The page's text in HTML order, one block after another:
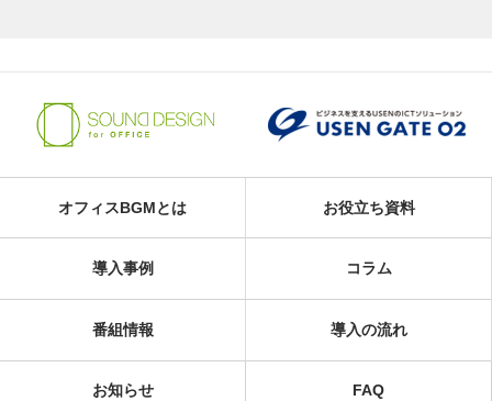
オフィスBGMとは お役立ち資料
導入事例 コラム
番組情報 導入の流れ
お知らせ FAQ